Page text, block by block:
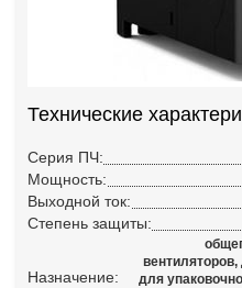
Технические
Серия ПЧ:
Мощность:
Выходной ток:
Степень защиты:
Назначение:
для